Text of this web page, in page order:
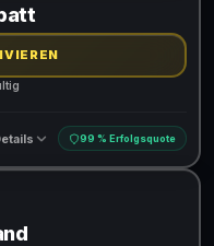
99 % Erfolgsquote